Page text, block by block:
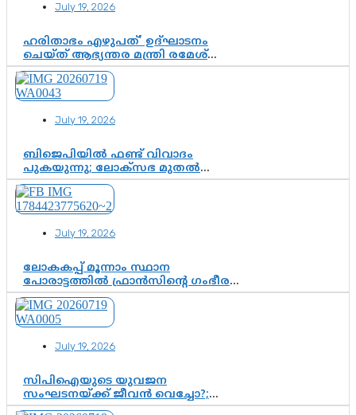
July 19, 2026
ഹരിതാഭം എഴുപത്’ ഉദ്ഘാടനം
ചെയ്ത് ആഭ്യന്തര മന്ത്രി രമേശ്
ചെന്നിത്തല; ആർ. ഹരികുമാറിന്റെ
സപ്തതി ആഘോഷങ്ങൾക്ക്
പ്രൗഢമായ തുടക്കം
July 19, 2026
ബിജെപിയിൽ ഫണ്ട് വിവാദം
പുകയുന്നു; ലോക്സഭ മുതൽ
നിയമസഭ വരെ 140 മണ്ഡലങ്ങളിലെ
ഫണ്ട് വിനിയോഗം
പരിശോധിക്കുമോ? കേന്ദ്രത്തിനും
ഘടകത്തോട് അതൃപ്തി
July 19, 2026
ലോകകപ്പ് മൂന്നാം സ്ഥാന
പോരാട്ടത്തിൽ ഫ്രാൻസിന്റെ ഗംഭീര
തിരിച്ചുവരവ്; ഗോൾവേട്ടയിൽ
മെസ്സിയെ മറികടന്ന് എംബാപ്പെ
July 19, 2026
സിപിഐയുടെ യുവജന
സംഘടനയ്ക്ക് ജീവൻ വെച്ചോ?;
ജിസ്മോന്റെ വിമർശനം രാഷ്ട്രീയ